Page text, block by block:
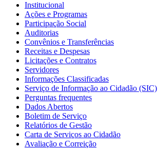
Institucional
Ações e Programas
Participação Social
Auditorias
Convênios e Transferências
Receitas e Despesas
Licitações e Contratos
Servidores
Informações Classificadas
Serviço de Informação ao Cidadão (SIC)
Perguntas frequentes
Dados Abertos
Boletim de Serviço
Relatórios de Gestão
Carta de Serviços ao Cidadão
Avaliação e Correição